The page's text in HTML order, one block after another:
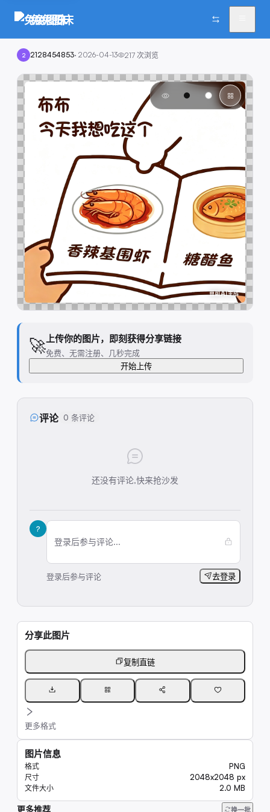
兔兔图床
2 2128454853· 2026-04-13 217 次浏览
🚀上传你的图片，即刻获得分享链接
免费、无需注册、几秒完成
开始上传
评论 0 条评论
还没有评论,快来抢沙发
?
登录后参与评论...
登录后参与评论 去登录
分享此图片
复制直链
更多格式
图片信息
格式 PNG
尺寸 2048x2048 px
文件大小 2.0 MB
更多推荐 换一批
25K